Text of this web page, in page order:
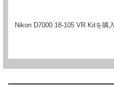
Nikon D7000 18-105 VR Kitを購